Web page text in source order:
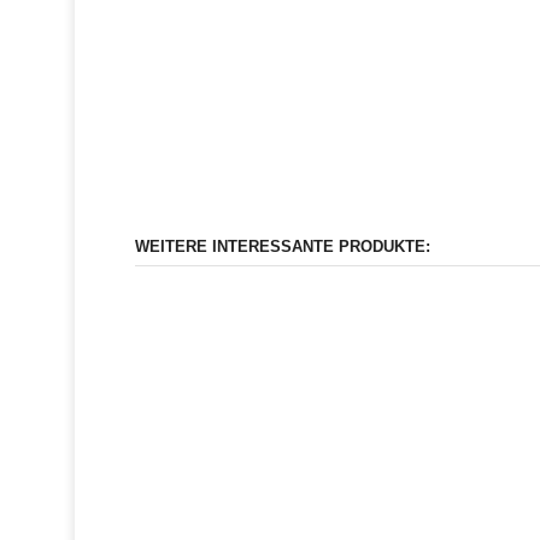
WEITERE INTERESSANTE PRODUKTE: